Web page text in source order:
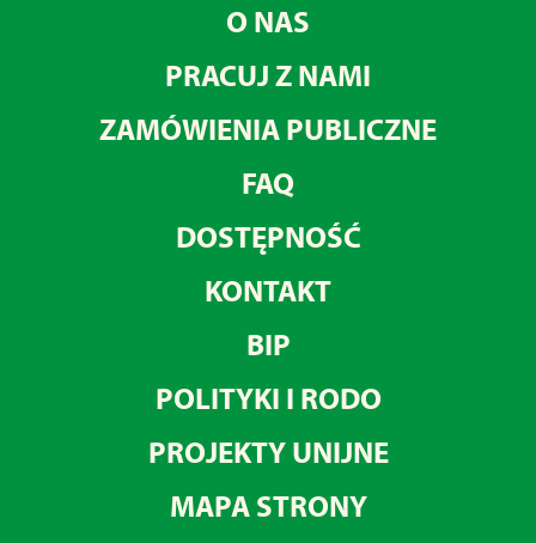
O NAS
PRACUJ Z NAMI
ZAMÓWIENIA PUBLICZNE
FAQ
DOSTĘPNOŚĆ
KONTAKT
BIP
POLITYKI I RODO
PROJEKTY UNIJNE
MAPA STRONY